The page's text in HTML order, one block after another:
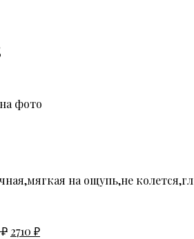
фото
на ощупь,не
₽ 2710 ₽